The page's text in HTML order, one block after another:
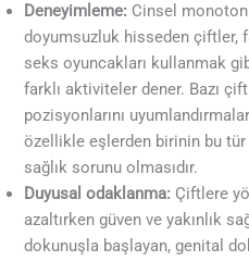
Deneyimleme: Cinsel
doyumsuzluk hisseden çiftler,
seks oyuncakları kullanmak
farklı aktiviteler dener. Bazı
pozisyonlarını
özellikle eşlerden birinin bu
sağlık sorunu olmasıdır.
Duyusal odaklanma: Çiftlere
azaltırken güven ve yakınlık
dokunuşla başlayan, genital